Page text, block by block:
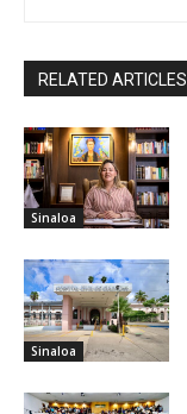
RELATED ARTICLES
Sinaloa
Sinaloa